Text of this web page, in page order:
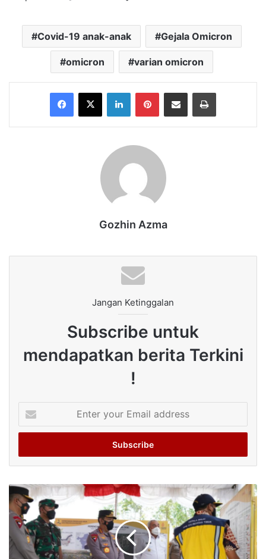
Covid-19 anak-anak Gejala Omicron
omicron varian omicron
Facebook
X LinkedInPinterestShare via Email Print
Gozhin Azma
Jangan Ketinggalan
Subscribe untuk
mendapatkan berita Terkini
!
your
Email